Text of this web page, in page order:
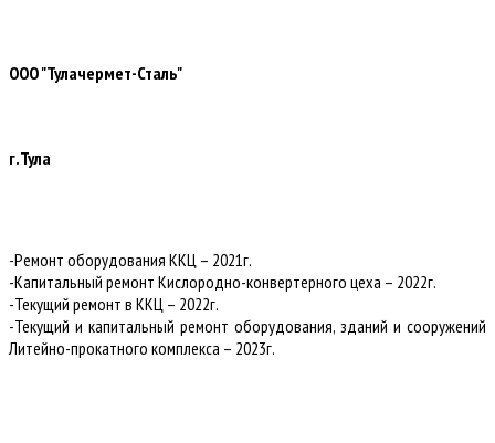
ООО "Тулачермет-Сталь"
г.Тула
-Ремонт оборудования ККЦ – 2021г.
-Капитальный ремонт Кислородно-конвертерного цеха – 2022г.
-Текущий ремонт в ККЦ – 2022г.
-Текущий и капитальный ремонт оборудования, зданий и сооружений
Литейно-прокатного комплекса – 2023г.